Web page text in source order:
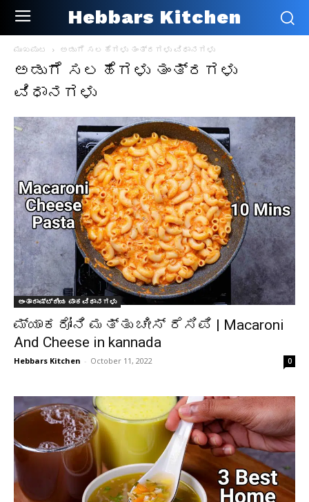
Hebbars Kitchen
ಮುಖಪುಟ ಅಡುಗೆ ಸಲಹೆಗಳು ತಂತ್ರಗಳು ವಿಧಾನಗಳು
ಅಡುಗೆ ಸಲಹೆಗಳು ತಂತ್ರಗಳು
ವಿಧಾನಗಳು
ಅಂತಾರಾಷ್ಟ್ರೀಯ ಪಾಕವಿಧಾನಗಳು
ಮ್ಯಾಕರೋನಿ ಮತ್ತು ಚೀಸ್ ರೆಸಿಪಿ | Macaroni
And Cheese in kannada
Hebbars Kitchen - October 11, 2022 0